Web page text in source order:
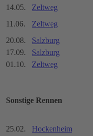
14.05.
Zeltweg
11.06.
Zeltweg
20.08.
Salzburg
17.09.
Salzburg
01.10.
Zeltweg
Sonstige Rennen
25.02. Hockenheim